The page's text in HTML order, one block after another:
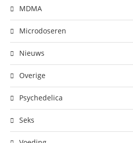
MDMA
Microdoseren
Nieuws
Overige
Psychedelica
Seks